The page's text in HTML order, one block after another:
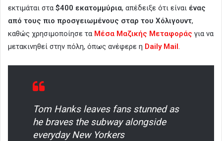
εκτιμάται στα $400 εκατομμύρια, απέδειξε ότι είναι ένας
από τους πιο προσγειωμένους σταρ του Χόλιγουντ,
καθώς χρησιμοποίησε τα Μέσα Μαζικής Μεταφοράς για να
μετακινηθεί στην πόλη, όπως ανέφερε η Daily Mail.
Tom Hanks leaves fans stunned as
he braves the subway alongside
everyday New Yorkers